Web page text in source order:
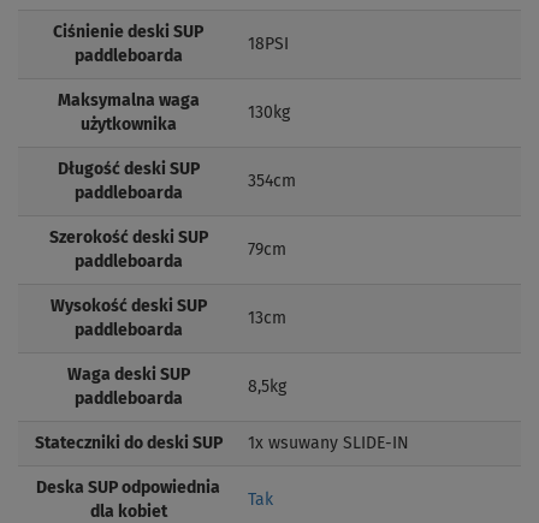
Ciśnienie deski SUP
paddleboarda
18PSI
Maksymalna waga
użytkownika
130kg
Długość deski SUP
paddleboarda
354cm
Szerokość deski SUP
paddleboarda
79cm
Wysokość deski SUP
paddleboarda
13cm
Waga deski SUP
paddleboarda
8,5kg
Stateczniki do deski SUP 1x wsuwany SLIDE-IN
Deska SUP odpowiednia
dla kobiet
Tak